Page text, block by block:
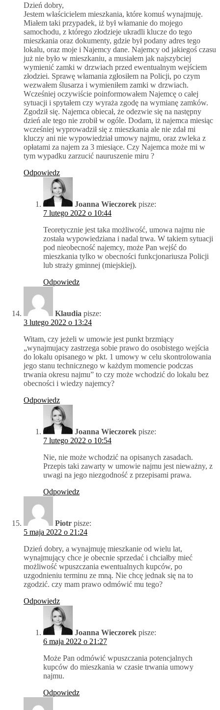
Dzień dobry,
Jestem właścicielem mieszkania, które komuś wynajmuję.
Miałem taki przypadek, iż był włamanie do mojego
samochodu, z którego złodzieje ukradli klucze do tego
mieszkania oraz dokumenty, gdzie był podany adres tego
lokalu, oraz moje i Najemcy dane. Najemcy od jakiegoś czasu
już nie było w mieszkaniu, a musiałem jak najszybciej
wymienić zamki w drzwiach przed ewentualnym wejściem
złodziei. Sprawę włamania zgłosiłem na Policji, po czym
wezwałem ślusarza i wymieniłem zamki w drzwiach.
Wcześniej oczywiście poinformowałem Najemcę o całej
sytuacji i spytałem czy wyraża zgodę na wymianę zamków.
Zgodził się. Najemca obiecał, że odezwie się na następny
dzień ale tego nie zrobił w ogóle. Dodam, iż najemca miesiąc
wcześniej wyprowadził się z mieszkania ale nie zdał mi
kluczy ani nie wypowiedział umowy najmu, oraz zwleka z
opłatami za najem za 3 miesiące. Czy Najemca może mi w
tym wypadku zarzucić nauruszenie miru ?
Odpowiedz
Joanna Wieczorek pisze:
7 lutego 2022 o 10:44
Teoretycznie jest taka możliwość, umowa najmu nie
została wypowiedziana i nadal trwa. W takiem sytuacji
pod nieobecność najemcy, może Pan wejść do
mieszkania tylko w obecności funkcjonariusza Policji
lub straży gminnej (miejskiej).
Odpowiedz
Klaudia pisze:
3 lutego 2022 o 13:24
Witam, czy jeżeli w umowie jest punkt brzmiący
„wynajmujacy zastrzega sobie prawo do osobistego wejścia
do lokalu opisanego w pkt. 1 umowy w celu skontrolowania
jego stanu technicznego w każdym momencie podczas
trwania okresu najmu” to czy może wchodzić do lokalu bez
obecności i wiedzy najemcy?
Odpowiedz
Joanna Wieczorek pisze:
7 lutego 2022 o 10:54
Nie, nie może wchodzić na opisanych zasadach.
Przepis taki zawarty w umowie najmu jest nieważny, z
uwagi na jego niezgodność z przepisami prawa.
Odpowiedz
Piotr pisze:
5 maja 2022 o 21:24
Dzień dobry, a wynajmuję mieszkanie od wielu lat,
wynajmujący chce je obecnie sprzedać i chciałby mieć
możliwość wpuszczania ewentualnych kupców, po
uzgodnieniu terminu ze mną. Nie chcę jednak się na to
zgodzić. czy mam prawo odmówić mu tego?
Odpowiedz
Joanna Wieczorek pisze:
6 maja 2022 o 21:27
Może Pan odmówić wpuszczania potencjalnych
kupców do mieszkania w czasie trwania umowy
najmu.
Odpowiedz